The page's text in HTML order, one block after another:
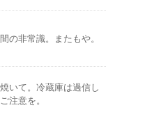
の非常識。またもや。
いて。冷蔵庫は過信し
注意を。